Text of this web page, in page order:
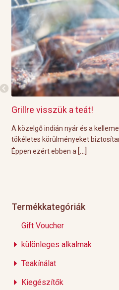
Grillre visszük a teát!
A közelgő indián nyár és a
tökéletes körülményeket
Éppen ezért ebben a […]
Termékkategóriák
Gift Voucher
különleges alkalmak
Teakínálat
Kiegészítők